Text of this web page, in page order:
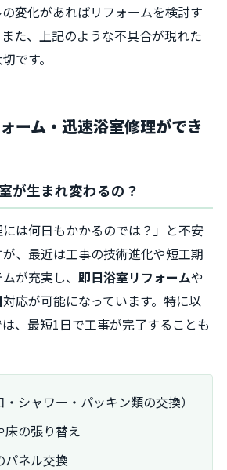
変化があればリフォームを検討す
た、上記のような不具合が現れた
です。
ーム・迅速浴室修理ができ
が生まれ変わるの？
には何日もかかるのでは？」と不安
、最近は工事の技術進化や短工期
が充実し、 即日浴室リフォームや
対応が可能になっています。特に以
、最短1日で工事が完了することも
シャワー・パッキン類の交換）
床の張り替え
パネル交換